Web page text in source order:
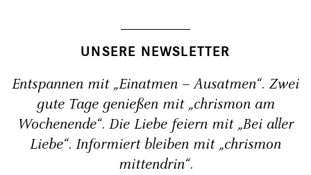
UNSERE NEWSLETTER
Entspannen mit „Einatmen – Ausatmen“. Zwei
gute Tage genießen mit „chrismon am
Wochenende“. Die Liebe feiern mit „Bei aller
Liebe“. Informiert bleiben mit „chrismon
mittendrin“.